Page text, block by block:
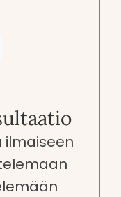
ilmaiseen